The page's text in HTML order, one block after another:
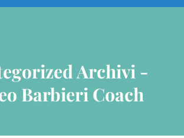
Archivi -
Barbieri Coach